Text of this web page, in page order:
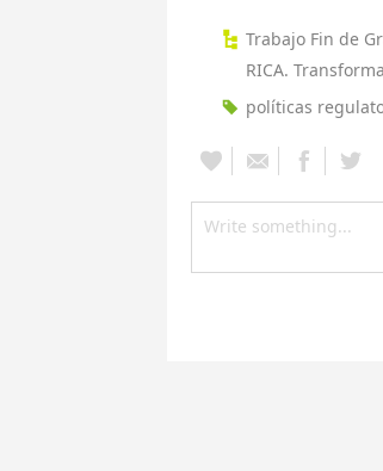
Trabajo Fin de
RICA.
políticas